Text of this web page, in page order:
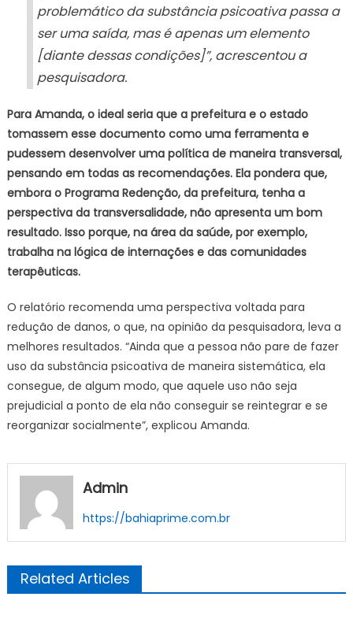
problemático da substância psicoativa passa a
ser uma saída, mas é apenas um elemento
[diante dessas condições]”, acrescentou a
pesquisadora.
Para Amanda, o ideal seria que a prefeitura e o estado
tomassem esse documento como uma ferramenta e
pudessem desenvolver uma política de maneira transversal,
pensando em todas as recomendações. Ela pondera que,
embora o Programa Redenção, da prefeitura, tenha a
perspectiva da transversalidade, não apresenta um bom
resultado. Isso porque, na área da saúde, por exemplo,
trabalha na lógica de internações e das comunidades
terapêuticas.
O relatório recomenda uma perspectiva voltada para
redução de danos, o que, na opinião da pesquisadora, leva a
melhores resultados. “Ainda que a pessoa não pare de fazer
uso da substância psicoativa de maneira sistemática, ela
consegue, de algum modo, que aquele uso não seja
prejudicial a ponto de ela não conseguir se reintegrar e se
reorganizar socialmente”, explicou Amanda.
Admin
https://bahiaprime.com.br
Related Articles